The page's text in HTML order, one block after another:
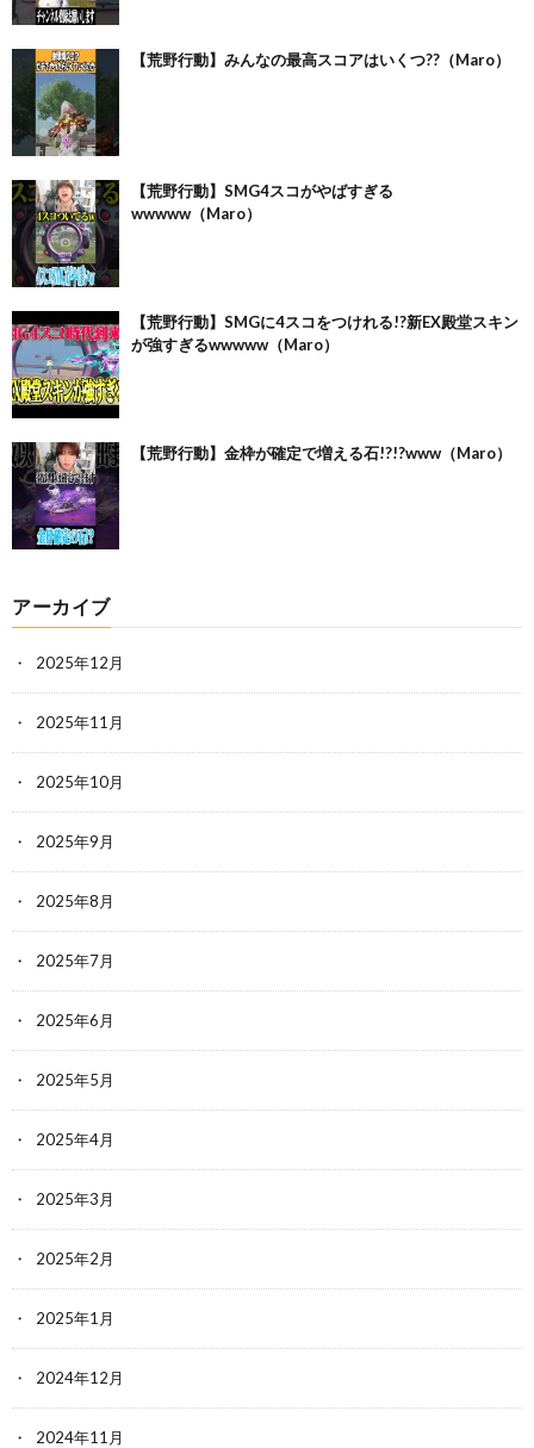
【荒野行動】みんなの最高スコアはいくつ??（Maro）
【荒野行動】SMG4スコがやばすぎる
wwwww（Maro）
【荒野行動】SMGに4スコをつけれる!?新EX殿堂スキン
が強すぎるwwwww（Maro）
【荒野行動】金枠が確定で増える石!?!?www（Maro）
アーカイブ
2025年12月
2025年11月
2025年10月
2025年9月
2025年8月
2025年7月
2025年6月
2025年5月
2025年4月
2025年3月
2025年2月
2025年1月
2024年12月
2024年11月